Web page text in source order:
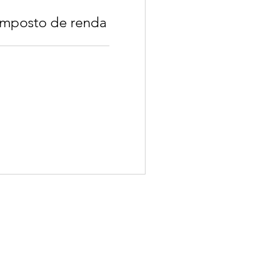
de renda